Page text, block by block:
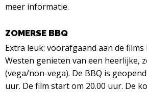
meer informatie.
ZOMERSE BBQ
Extra leuk: voorafgaand aan de
Westen genieten van een heerlijke,
(vega/non-vega). De BBQ is
uur. De film start om 20.00 uur. De